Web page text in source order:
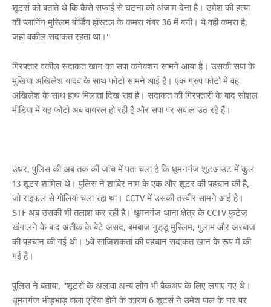
शूटर्स को बताते थे कि कैसे सफाई से घटना को अंजाम देना है। उमेश की हत्या
की प्लानिंग मुस्लिम बोर्डिंग हॉस्टल के कमरा नंबर 36 में बनी। ये वही कमरा है,
जहां वकील सदाकत रहता था।''
गिरफ्तार वकील सदाकत खान का सपा कनेक्शन सामने आया है। उसकी सपा के
मुखिया अखिलेश यादव के साथ फोटो सामने आई है। एक ग्रुप फोटो में वह
अखिलेश के साथ हाथ मिलाता दिख रहा है। सदाकत की गिरफ्तारी के बाद सोशल
मीडिया में यह फोटो अब वायरल हो रही है और सपा पर सवाल उठ रहे हैं।
उधर, पुलिस की अब तक की जांच में पता चला है कि धूमनगंज शूटआउट में कुल
13 शूटर शामिल थे। पुलिस ने शाबिर नाम के एक और शूटर की पहचान की है,
जो राइफल से गोलियां चला रहा था। CCTV में उसकी तस्वीर सामने आई है।
STF अब उसकी भी तलाश कर रही है। धूमनगंज थाना क्षेत्र के CCTV फुटेज
खंगालने के बाद अतीक के बेटे असद, बमबाज गुड्‌डू मुस्लिम, गुलाम और अरबाज
की पहचान की गई थी। 5वें साजिशकर्ता की पहचान सदाकत खान के रूप में की
गई है।
पुलिस ने बताया, ''शूटरों के अलावा अन्य लोग भी बैकअप के लिए लगाए गए थे।
धूमनगंज भीड़भाड़ वाला एरिया होने के कारण 6 शूटर्स ने उमेश पाल के घर पर